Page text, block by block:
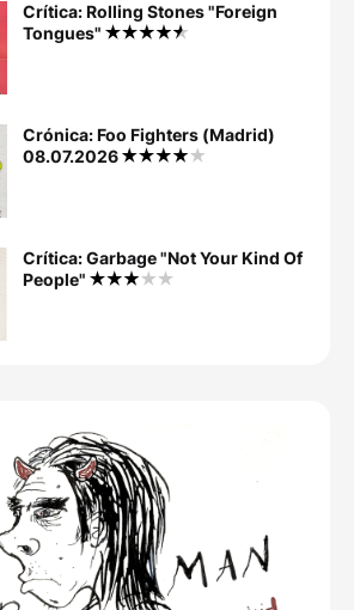
Crítica: Rolling Stones "Foreign
Tongues"
Crónica: Foo Fighters (Madrid)
08.07.2026
Crítica: Garbage "Not Your Kind Of
People"